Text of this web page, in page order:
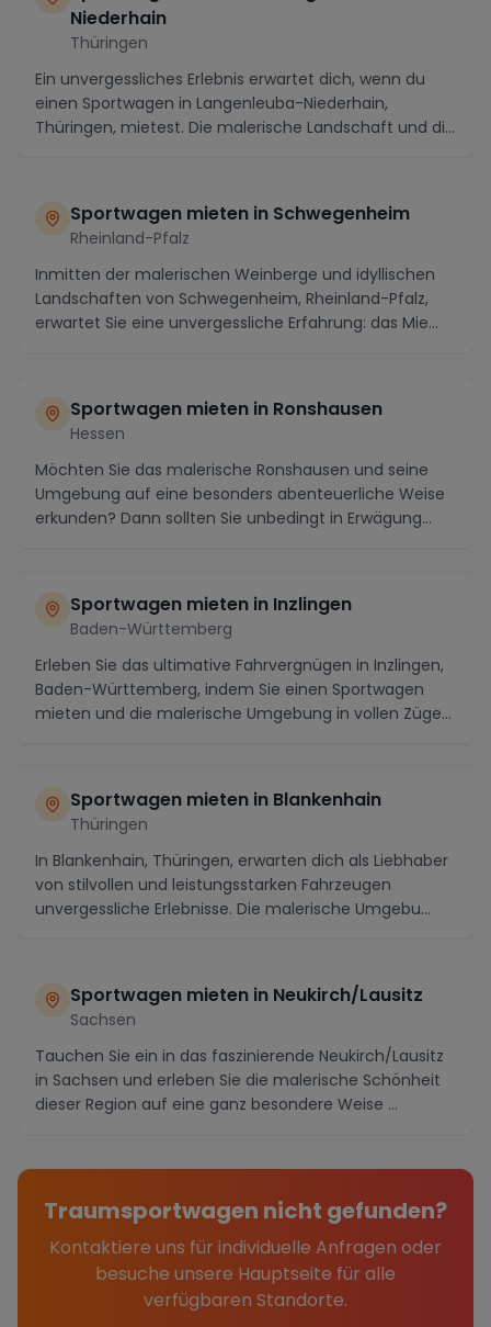
Niederhain
Thüringen
Ein unvergessliches Erlebnis erwartet dich, wenn du
einen Sportwagen in Langenleuba-Niederhain,
Thüringen, mietest. Die malerische Landschaft und die
Sportwagen mieten in Schwegenheim
Rheinland-Pfalz
Inmitten der malerischen Weinberge und idyllischen
Landschaften von Schwegenheim, Rheinland-Pfalz,
erwartet Sie eine unvergessliche Erfahrung: das Mie...
Sportwagen mieten in Ronshausen
Hessen
Möchten Sie das malerische Ronshausen und seine
Umgebung auf eine besonders abenteuerliche Weise
erkunden? Dann sollten Sie unbedingt in Erwägung
Sportwagen mieten in Inzlingen
Baden-Württemberg
Erleben Sie das ultimative Fahrvergnügen in Inzlingen,
Baden-Württemberg, indem Sie einen Sportwagen
mieten und die malerische Umgebung in vollen Züge...
Sportwagen mieten in Blankenhain
Thüringen
In Blankenhain, Thüringen, erwarten dich als Liebhaber
von stilvollen und leistungsstarken Fahrzeugen
unvergessliche Erlebnisse. Die malerische Umgebu...
Sportwagen mieten in Neukirch/Lausitz
Sachsen
Tauchen Sie ein in das faszinierende Neukirch/Lausitz
in Sachsen und erleben Sie die malerische Schönheit
dieser Region auf eine ganz besondere Weise ...
Traumsportwagen nicht gefunden?
Kontaktiere uns für individuelle Anfragen oder
besuche unsere Hauptseite für alle
verfügbaren Standorte.